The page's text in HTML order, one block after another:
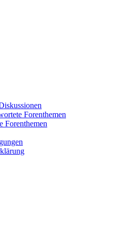
Forenthemen
Forenthemen